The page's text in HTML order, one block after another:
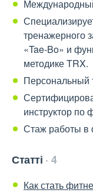
тренажерного
«Tae-Bo» и
методике TRX.
Персональный
инструктор по
Стаж работы в
Статті 4
Как стать